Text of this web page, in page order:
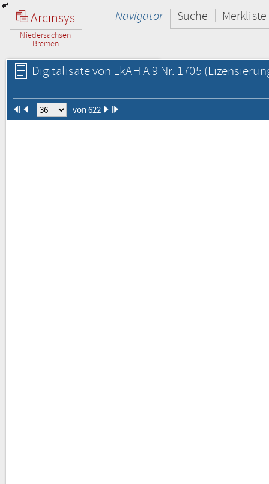
Arcinsys
Niedersachsen
Bremen
Navigator Suche Merkliste
Digitalisate von LkAH A 9 Nr. 1705
von 622